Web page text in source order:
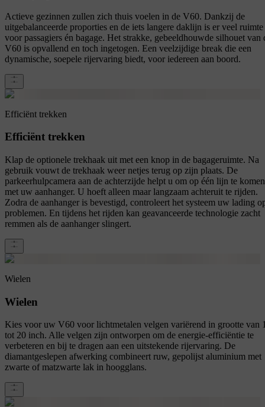
Actieve gezinnen zullen zich thuis voelen in de V60. Dankzij de
uitgebalanceerde proporties en de iets langere daklijn is er veel ruimte
voor passagiers én bagage. Het strakke, gebeeldhouwde silhouet van
V60 is opvallend en toch ingetogen. Een veelzijdige break die een
dynamische, soepele rijervaring biedt, voor iedereen aan boord.
Efficiënt trekken
Efficiënt trekken
Klap de optionele trekhaak uit met een knop in de bagageruimte. Na
gebruik vouwt de trekhaak weer netjes terug op zijn plaats. De
parkeerhulpcamera aan de achterzijde helpt u om op één lijn te komen
met uw aanhanger. U hoeft alleen maar langzaam achteruit te rijden.
Zodra de aanhanger is bevestigd, controleert het systeem uw lading
problemen. En tijdens het rijden kan geavanceerde technologie zacht
remmen als de aanhanger slingert.
Wielen
Wielen
Kies voor uw V60 voor lichtmetalen velgen variërend in grootte van
tot 20 inch. Alle velgen zijn ontworpen om de energie-efficiëntie te
verbeteren en bij te dragen aan een uitstekende rijervaring. De
diamantgeslepen afwerking combineert ruw, gepolijst aluminium met
zwarte of matzwarte lak in hoogglans.